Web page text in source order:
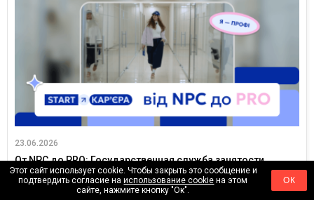
23.06.2026
От NPC до PRO: Государственная служба занятости
впервые запустила TikTok-сериал для молодежи
0 3766
Этот сайт использует cookie. Чтобы закрыть это сообщение и
подтвердить согласие наиспользование cookie на этом
сайте, нажмите кнопку "Ок".
ОК